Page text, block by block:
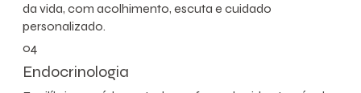
da vida, com acolhimento, escuta e cuidado
personalizado.
04
Endocrinologia